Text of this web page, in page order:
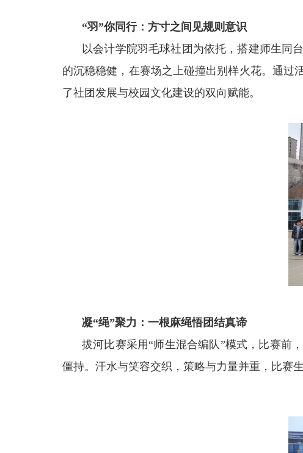
“羽”你同行：方寸之间见规则意识
以会计学院羽毛球社团为依托，搭建师生同
的沉稳稳健，在赛场之上碰撞出别样火花。通过
了社团发展与校园文化建设的双向赋能。
凝“绳”聚力：一根麻绳悟团结真谛
拔河比赛采用“师生混合编队”模式，比赛前
僵持。汗水与笑容交织，策略与力量并重，比赛